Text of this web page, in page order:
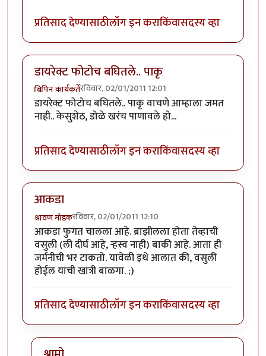
प्रतिसाद देण्यासाठीलॉग इन कराकिंवासदस्य व्हा
डायरेक्ट फोटोच बघितले.. पाकृ
बिपिन कार्यकर्तेरविवार, 02/01/2011 12:01
डायरेक्ट फोटोच बघितले.. पाकृ वाचणे आम्हाला जमत
नाही.. केसुशेठ, डोळे खरंच पाणावले हो...
प्रतिसाद देण्यासाठीलॉग इन कराकिंवासदस्य व्हा
आकडा
श्रावण मोडकरविवार, 02/01/2011 12:10
आकडा फुगत चालला आहे. ब्राझीलला होता तेव्हाची
वसुली (ली दीर्घ आहे, ऱ्हस्व नाही) बाकी आहे. आता ही
जर्मनीची भर टाकतो. यावेळी इथे आलात की, वसुली
होईल याची खात्री बाळगा. ;)
प्रतिसाद देण्यासाठीलॉग इन कराकिंवासदस्य व्हा